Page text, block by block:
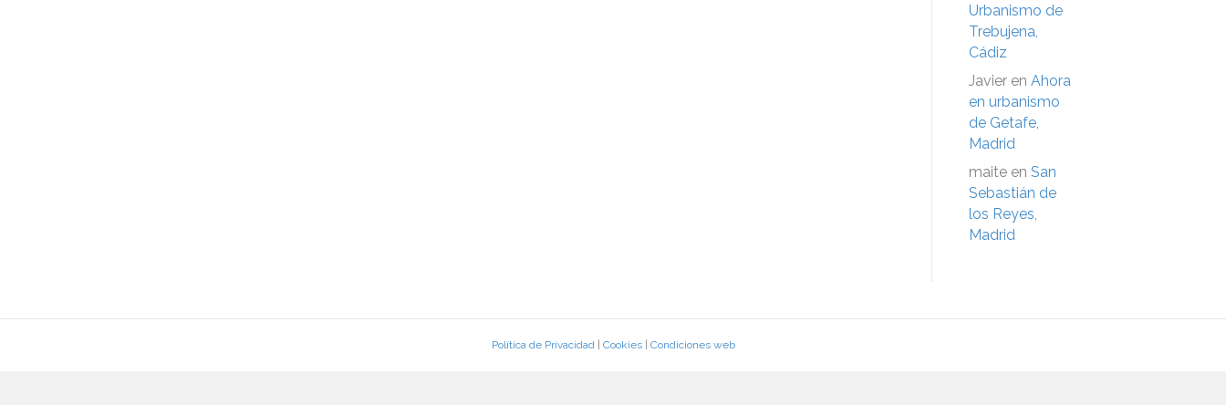
Urbanismo de
Trebujena,
Cádiz
Javier en Ahora
en urbanismo
de Getafe,
Madrid
maite en San
Sebastián de
los Reyes,
Madrid
Política de Privacidad| Cookies| Condiciones web